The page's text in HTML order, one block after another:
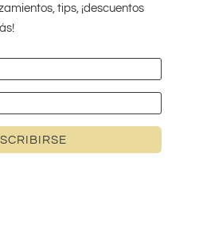
tips, ¡descuentos